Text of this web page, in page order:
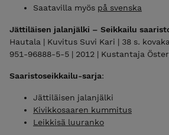
Saatavilla myös på svenska
Jättiläisen jalanjälki – Seikkailu
Hautala | Kuvitus Suvi Kari | 38 s.
951-96888-5-5 | 2012 | Kustantaja
Saaristoseikkailu-sarja:
Jättiläisen jalanjälki
Kivikkosaaren kummitus
Leikkisä luuranko